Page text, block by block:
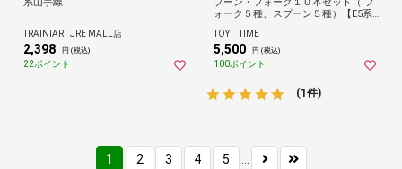
TRAINIART JRE MALL店
2,398 円 (税込)
22ポイント
ォーク５種、スプーン５種）【E5系
：E7系北陸新幹線かがやき：N700S
：ドクターイエロー】
TOY TIME
5,500 円 (税込)
100ポイント
(1件)
1 2 3 4 5 ...